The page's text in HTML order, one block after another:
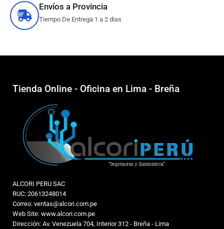
Envíos a Provincia
Tiempo De Entrega 1 a 2 dias
Tienda Online - Oficina en Lima - Breña
ALCORI PERU SAC
RUC: 20613248014
Correo: ventas@alcori.com.pe
Web Site: www.alcori.com.pe
Dirección: Av. Venezuela 704, Interior 312 - Breña - Lima